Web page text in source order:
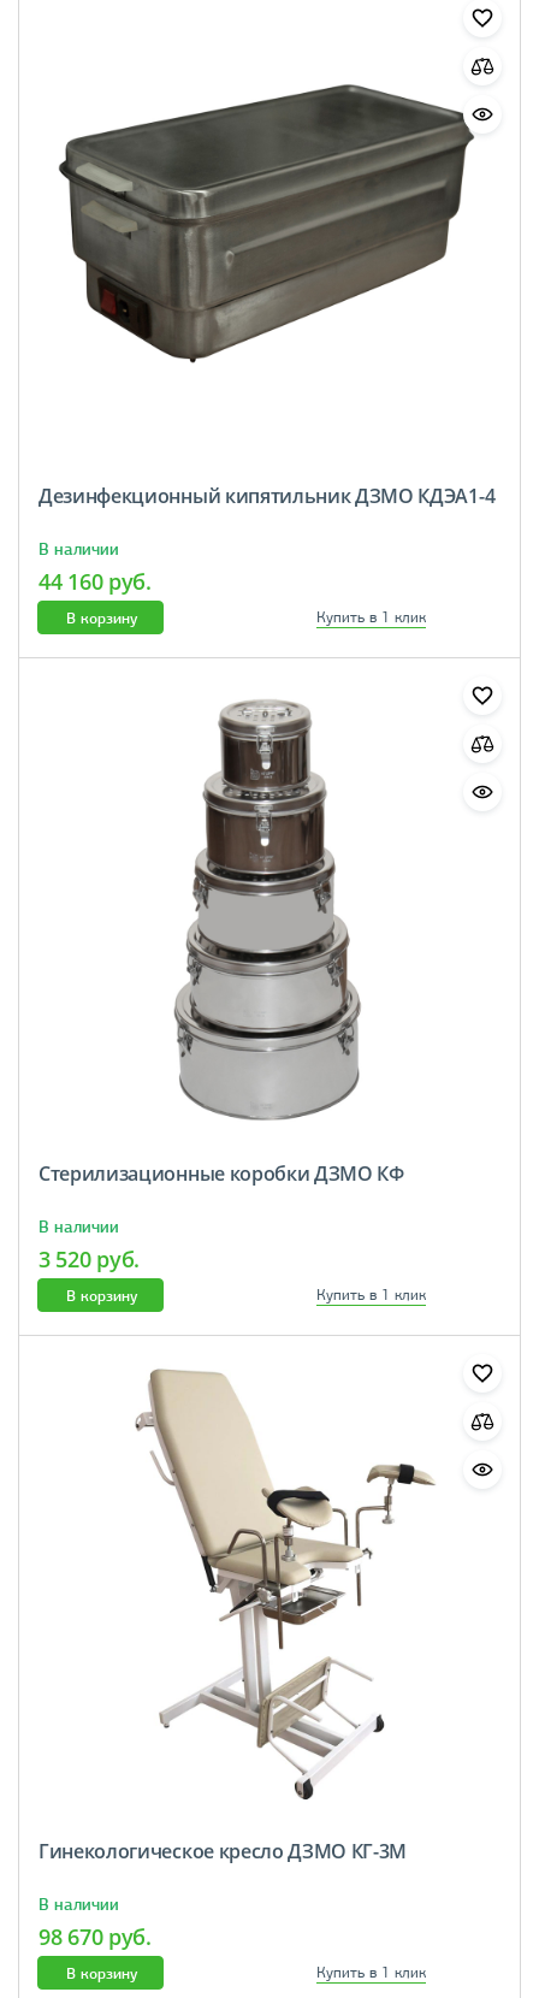
Дезинфекционный кипятильник ДЗМО КДЭА1-4
В наличии
44 160 руб.
В корзину Купить в 1 клик
Стерилизационные коробки ДЗМО КФ
В наличии
3 520 руб.
В корзину Купить в 1 клик
Гинекологическое кресло ДЗМО КГ-3М
В наличии
98 670 руб.
В корзину Купить в 1 клик